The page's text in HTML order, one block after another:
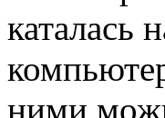
каталась
ними